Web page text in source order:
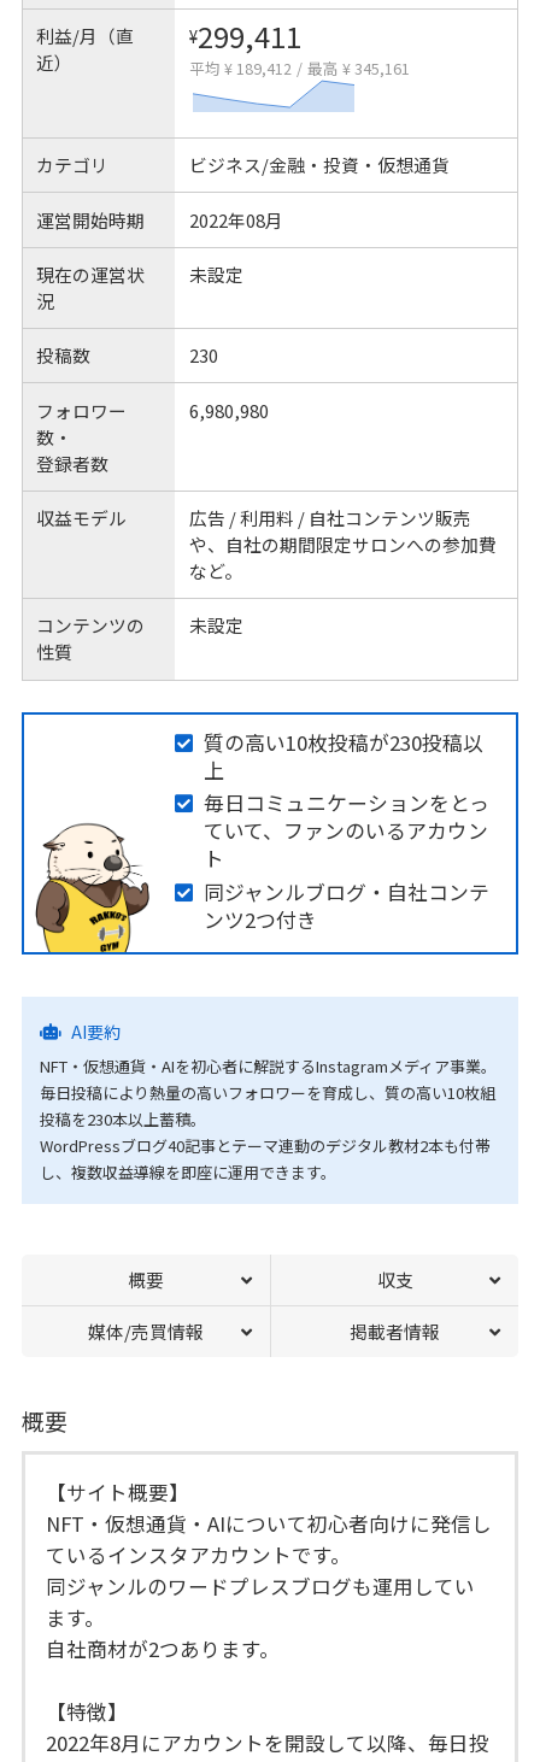
利益/月（直
近）
¥299,411
平均 ¥ 189,412 / 最高 ¥ 345,161
カテゴリ ビジネス/金融・投資・仮想通貨
運営開始時期 2022年08月
現在の運営状
況
未設定
投稿数 230
フォロワー
数・
登録者数
6,980,980
収益モデル
広告 / 利用料 / 自社コンテンツ販売
や、自社の期間限定サロンへの参加費
など。
コンテンツの
性質
未設定
質の高い10枚投稿が230投稿以
上
毎日コミュニケーションをとっ
ていて、ファンのいるアカウン
ト
同ジャンルブログ・自社コンテ
ンツ2つ付き
AI要約
NFT・仮想通貨・AIを初心者に解説するInstagramメディア事業。
毎日投稿により熱量の高いフォロワーを育成し、質の高い10枚組
投稿を230本以上蓄積。
WordPressブログ40記事とテーマ連動のデジタル教材2本も付帯
し、複数収益導線を即座に運用できます。
概要 収支
媒体/売買情報 掲載者情報
概要
【サイト概要】
NFT・仮想通貨・AIについて初心者向けに発信し
ているインスタアカウントです。
同ジャンルのワードプレスブログも運用してい
ます。
自社商材が2つあります。
【特徴】
2022年8月にアカウントを開設して以降、毎日投